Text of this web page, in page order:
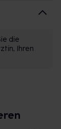
die
Ihren